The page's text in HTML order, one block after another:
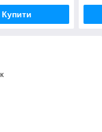
Купити